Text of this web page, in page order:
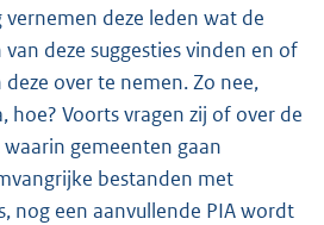
vernemen deze leden wat de
van deze suggesties vinden en of
over te nemen. Zo nee,
hoe? Voorts vragen zij of over de
gemeenten gaan
bestanden met
nog een aanvullende PIA wordt